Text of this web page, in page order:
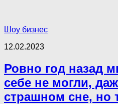
Шоу бизнес
12.02.2023
Ровно год назад
себе не могли,
страшном сне, но